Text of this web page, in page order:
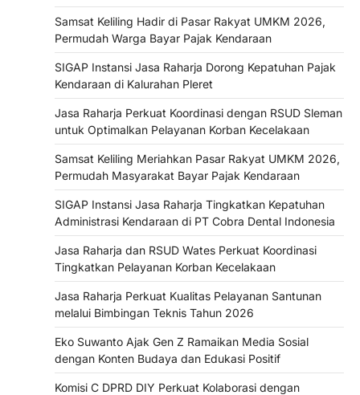
Samsat Keliling Hadir di Pasar Rakyat UMKM 2026,
Permudah Warga Bayar Pajak Kendaraan
SIGAP Instansi Jasa Raharja Dorong Kepatuhan Pajak
Kendaraan di Kalurahan Pleret
Jasa Raharja Perkuat Koordinasi dengan RSUD Sleman
untuk Optimalkan Pelayanan Korban Kecelakaan
Samsat Keliling Meriahkan Pasar Rakyat UMKM 2026,
Permudah Masyarakat Bayar Pajak Kendaraan
SIGAP Instansi Jasa Raharja Tingkatkan Kepatuhan
Administrasi Kendaraan di PT Cobra Dental Indonesia
Jasa Raharja dan RSUD Wates Perkuat Koordinasi
Tingkatkan Pelayanan Korban Kecelakaan
Jasa Raharja Perkuat Kualitas Pelayanan Santunan
melalui Bimbingan Teknis Tahun 2026
Eko Suwanto Ajak Gen Z Ramaikan Media Sosial
dengan Konten Budaya dan Edukasi Positif
Komisi C DPRD DIY Perkuat Kolaborasi dengan